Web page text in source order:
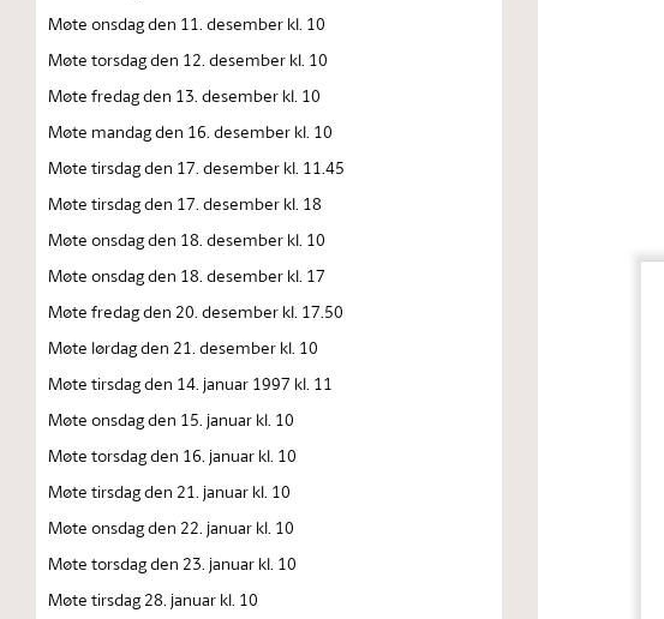
Møte onsdag den 11. desember kl. 10
Møte torsdag den 12. desember kl. 10
Møte fredag den 13. desember kl. 10
Møte mandag den 16. desember kl. 10
Møte tirsdag den 17. desember kl. 11.45
Møte tirsdag den 17. desember kl. 18
Møte onsdag den 18. desember kl. 10
Møte onsdag den 18. desember kl. 17
Møte fredag den 20. desember kl. 17.50
Møte lørdag den 21. desember kl. 10
Møte tirsdag den 14. januar 1997 kl. 11
Møte onsdag den 15. januar kl. 10
Møte torsdag den 16. januar kl. 10
Møte tirsdag den 21. januar kl. 10
Møte onsdag den 22. januar kl. 10
Møte torsdag den 23. januar kl. 10
Møte tirsdag 28. januar kl. 10